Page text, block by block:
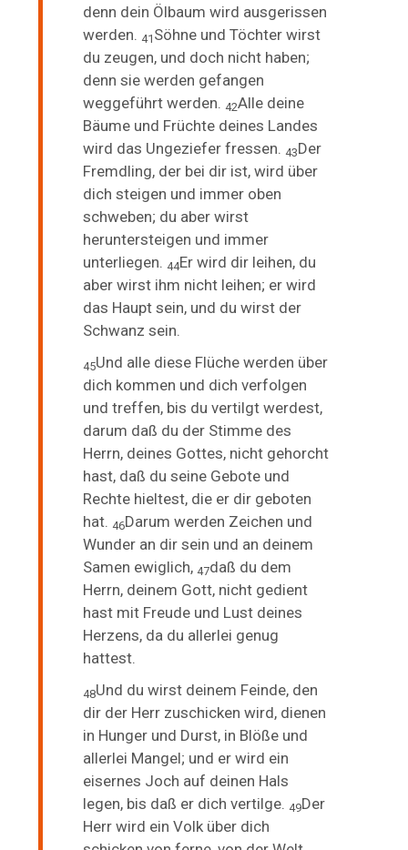
denn dein Ölbaum wird ausgerissen
werden. 41 Söhne und Töchter wirst
du zeugen, und doch nicht haben;
denn sie werden gefangen
weggeführt werden. 42Alle deine
Bäume und Früchte deines Landes
wird das Ungeziefer fressen. 43Der
Fremdling, der bei dir ist, wird über
dich steigen und immer oben
schweben; du aber wirst
heruntersteigen und immer
unterliegen. 44Er wird dir leihen, du
aber wirst ihm nicht leihen; er wird
das Haupt sein, und du wirst der
Schwanz sein.
45Und alle diese Flüche werden über
dich kommen und dich verfolgen
und treffen, bis du vertilgt werdest,
darum daß du der Stimme des
Herrn, deines Gottes, nicht gehorcht
hast, daß du seine Gebote und
Rechte hieltest, die er dir geboten
hat. 46Darum werden Zeichen und
Wunder an dir sein und an deinem
Samen ewiglich, 47daß du dem
Herrn, deinem Gott, nicht gedient
hast mit Freude und Lust deines
Herzens, da du allerlei genug
hattest.
48Und du wirst deinem Feinde, den
dir der Herr zuschicken wird, dienen
in Hunger und Durst, in Blöße und
allerlei Mangel; und er wird ein
eisernes Joch auf deinen Hals
legen, bis daß er dich vertilge. 49Der
Herr wird ein Volk über dich